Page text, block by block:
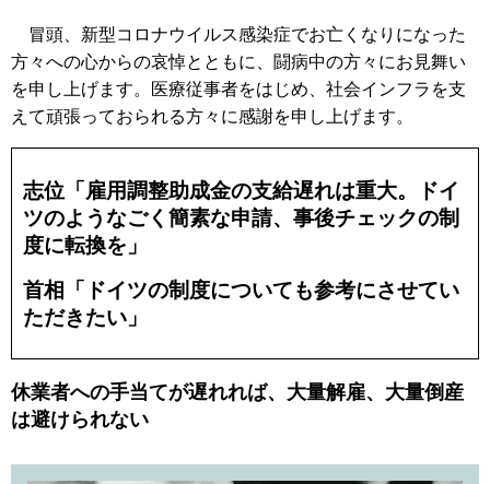
冒頭、新型コロナウイルス感染症でお亡くなりになった
方々への心からの哀悼とともに、闘病中の方々にお見舞い
を申し上げます。医療従事者をはじめ、社会インフラを支
えて頑張っておられる方々に感謝を申し上げます。
志位「雇用調整助成金の支給遅れは重大。ドイ
ツのようなごく簡素な申請、事後チェックの制
度に転換を」
首相「ドイツの制度についても参考にさせてい
ただきたい」
休業者への手当てが遅れれば、大量解雇、大量倒産
は避けられない